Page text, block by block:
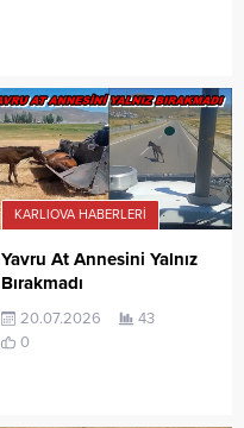
KARLIOVA HABERLERI
Yavru At Annesini Yalnız
Bırakmadı
20.07.2026
43
0